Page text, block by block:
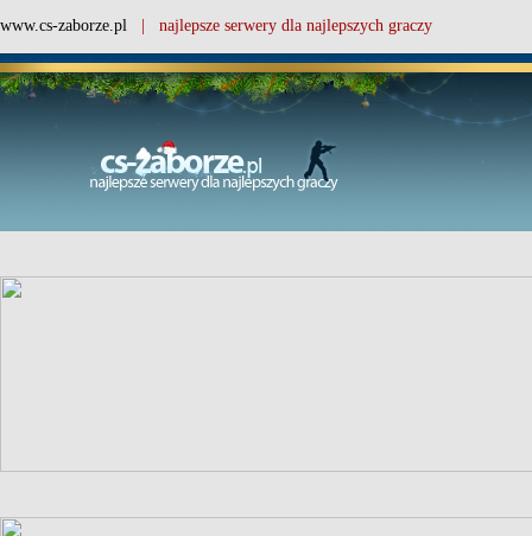
www.cs-zaborze.pl | najlepsze serwery dla najlepszych graczy